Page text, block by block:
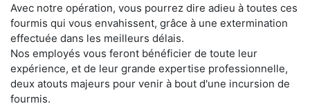
Avec notre opération, vous pourrez dire adieu à toutes ces
fourmis qui vous envahissent, grâce à une extermination
effectuée dans les meilleurs délais.
Nos employés vous feront bénéficier de toute leur
expérience, et de leur grande expertise professionnelle,
deux atouts majeurs pour venir à bout d'une incursion de
fourmis.